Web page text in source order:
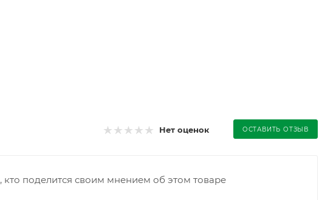
Нет оценок ОСТАВИТЬ ОТЗЫВ
поделится своим мнением об этом товаре